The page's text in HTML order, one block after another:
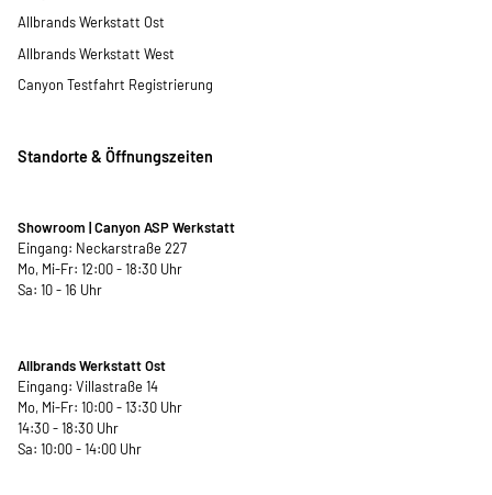
Allbrands Werkstatt Ost
Allbrands Werkstatt West
Canyon Testfahrt Registrierung
Standorte & Öffnungszeiten
Showroom | Canyon ASP Werkstatt
Eingang: Neckarstraße 227
Mo, Mi-Fr: 12:00 - 18:30 Uhr
Sa: 10 - 16 Uhr
Allbrands Werkstatt Ost
Eingang: Villastraße 14
Mo, Mi-Fr: 10:00 - 13:30 Uhr
14:30 - 18:30 Uhr
Sa: 10:00 - 14:00 Uhr